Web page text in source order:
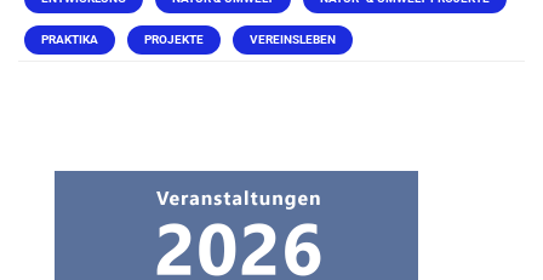
PRAKTIKA PROJEKTE VEREINSLEBEN